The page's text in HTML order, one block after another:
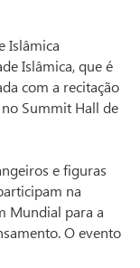
Islâmica
Islâmica, que é
com a recitação
Summit Hall de
e figuras
na
Mundial para a
O evento